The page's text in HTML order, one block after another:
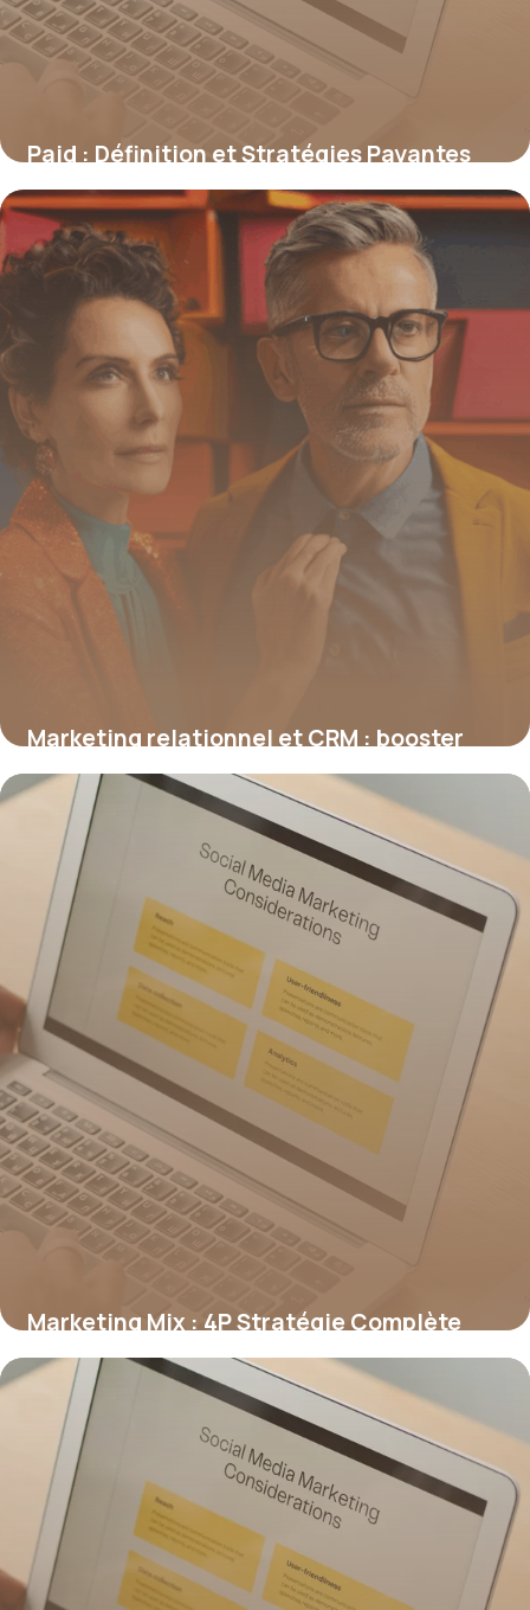
Paid : Définition et Stratégies Payantes
2026
20 juin 2026
Marketing relationnel et CRM : booster
durablement l’engagement client
19 juin 2026
Marketing Mix : 4P Stratégie Complète
2026
19 juin 2026